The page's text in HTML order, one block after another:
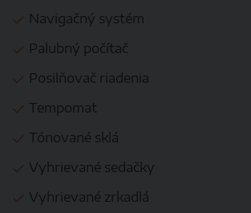
Navigačný systém
Palubný počítač
Posilňovač riadenia
Tempomat
Tónované sklá
Vyhrievané sedačky
Vyhrievané zrkadlá